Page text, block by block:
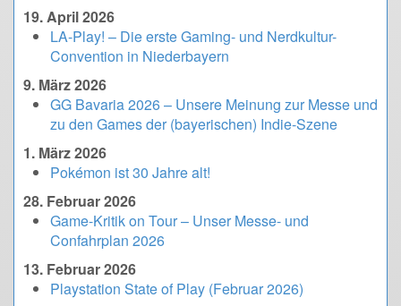
19. April 2026
LA-Play! – Die erste Gaming- und Nerdkultur-
Convention in Niederbayern
9. März 2026
GG Bavaria 2026 – Unsere Meinung zur Messe und
zu den Games der (bayerischen) Indie-Szene
1. März 2026
Pokémon ist 30 Jahre alt!
28. Februar 2026
Game-Kritik on Tour – Unser Messe- und
Confahrplan 2026
13. Februar 2026
Playstation State of Play (Februar 2026)